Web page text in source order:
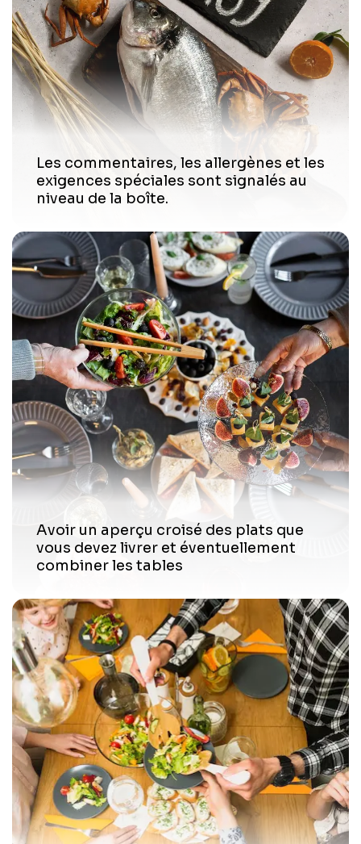
Les commentaires, les allergènes et les
exigences spéciales sont signalés au
niveau de la boîte.
Avoir un aperçu croisé des plats que
vous devez livrer et éventuellement
combiner les tables